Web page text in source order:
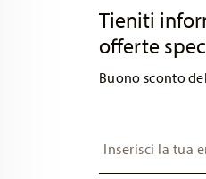
Tieniti
offerte
Buono sconto